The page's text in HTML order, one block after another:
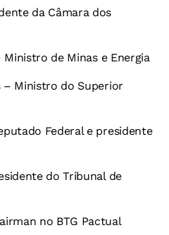
da Câmara dos
de Minas e Energia
– Ministro do Superior
Federal e presidente
do Tribunal de
no BTG Pactual